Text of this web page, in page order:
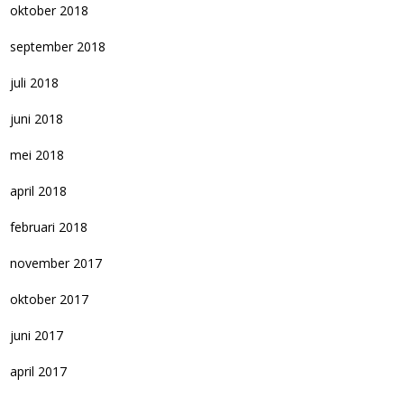
oktober 2018
september 2018
juli 2018
juni 2018
mei 2018
april 2018
februari 2018
november 2017
oktober 2017
juni 2017
april 2017